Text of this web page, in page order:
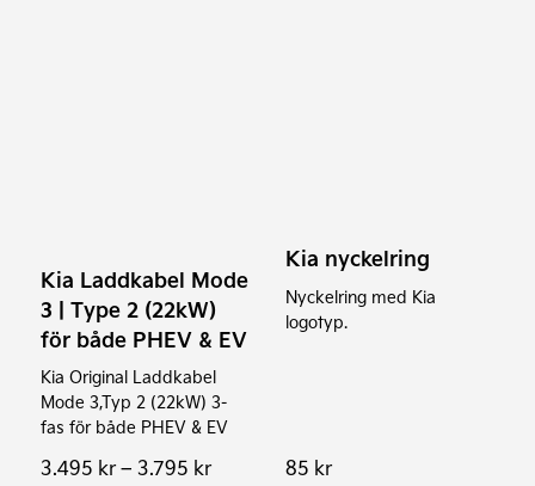
Kia Laddkabel Mode
3 | Type 2 (22kW)
för både PHEV & EV
Kia Original Laddkabel
Mode 3,Typ 2 (22kW) 3-
fas för både PHEV & EV
3.495 kr– 3.795 krPrisintervall:
De
olika
alternativen
väljas
på
produktsidan
Kia nyckelring
Nyckelring med Kia
logotyp.
85 kr